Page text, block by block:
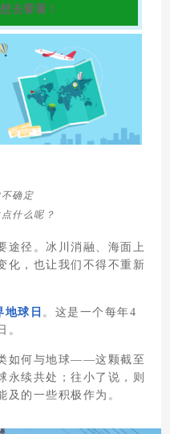
去看看！
确定
什么呢？
途径。冰川消融、海面上
化，也让我们不得不重新
地球日 。这是一个每年4
。
如何与地球——这颗截至
永续共处；往小了说，则
及的一些积极作为。